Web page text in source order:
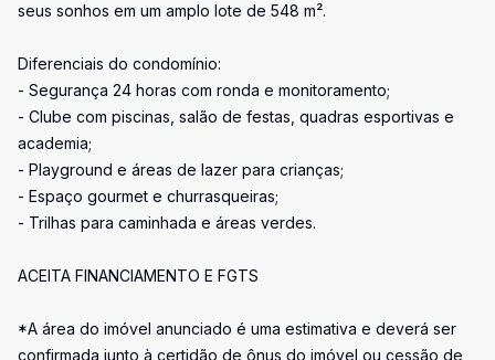
seus sonhos em um amplo lote de 548 m².
Diferenciais do condomínio:
- Segurança 24 horas com ronda e monitoramento;
- Clube com piscinas, salão de festas, quadras esportivas e
academia;
- Playground e áreas de lazer para crianças;
- Espaço gourmet e churrasqueiras;
- Trilhas para caminhada e áreas verdes.
ACEITA FINANCIAMENTO E FGTS
*A área do imóvel anunciado é uma estimativa e deverá ser
confirmada junto à certidão de ônus do imóvel ou cessão de